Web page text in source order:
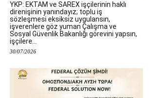
YKP: EKTAM ve SAREX işçilerinin haklı
direnişinin yanındayız; toplu iş
sözleşmesi eksiksiz uygulansın,
işverenlere göz yuman Çalışma ve
Sosyal Güvenlik Bakanlığı görevini yapsın,
işçilere...
30/07/2026